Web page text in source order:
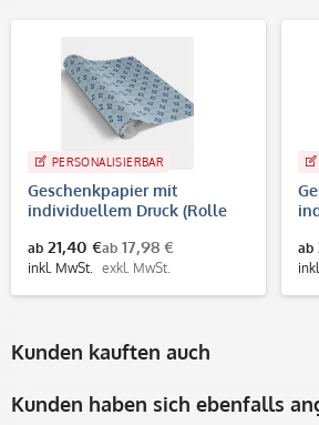
PERSONALISIERBAR
Geschenkpapier mit
individuellem Druck (Rolle
ab 21,40 €
inkl. MwSt.
ab 17,98 €
exkl. MwSt.
ab
Kunden kauften auch
Kunden haben sich ebenfalls